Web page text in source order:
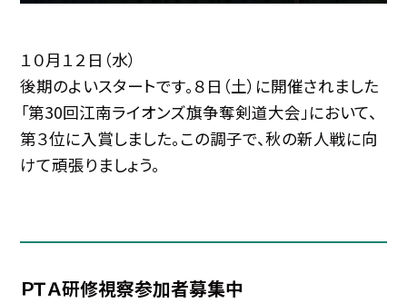
１０月１２日（水）
後期のよいスタートです。８日（土）に開催されました
「第30回江南ライオンズ旗争奪剣道大会」において、
第３位に入賞しました。この調子で、秋の新人戦に向
けて頑張りましょう。
ＰＴＡ研修視察参加者募集中